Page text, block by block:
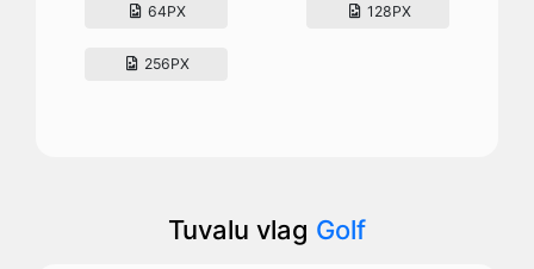
64PX 128PX
256PX
Tuvalu vlag Golf